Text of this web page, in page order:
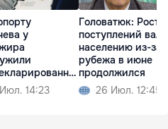
у
14:23
Головатюк: Рост
поступлений
населению из-за
рубежа в июне
продолжился
26 Июл. 12:45